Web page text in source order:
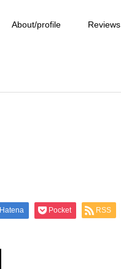
About/profile Reviews
Hatena Pocket RSS